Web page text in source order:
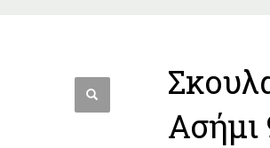
Ασήμι